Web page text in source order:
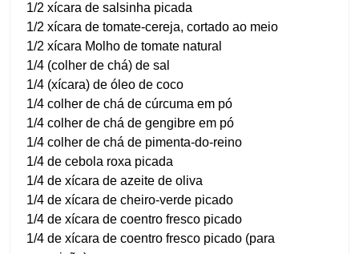
1/2 xícara de salsinha picada
1/2 xícara de tomate-cereja, cortado ao meio
1/2 xícara Molho de tomate natural
1/4 (colher de chá) de sal
1/4 (xícara) de óleo de coco
1/4 colher de chá de cúrcuma em pó
1/4 colher de chá de gengibre em pó
1/4 colher de chá de pimenta-do-reino
1/4 de cebola roxa picada
1/4 de xícara de azeite de oliva
1/4 de xícara de cheiro-verde picado
1/4 de xícara de coentro fresco picado
1/4 de xícara de coentro fresco picado (para